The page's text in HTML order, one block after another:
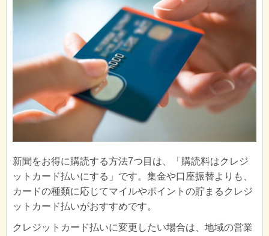
新聞をお得に購読する方法7つ目は、「購読料はクレジ
ットカード払いにする」です。集金や口座振替よりも、
カードの種類に応じてマイルやポイントの貯まるクレジ
ットカード払いがおすすめです。
クレジットカード払いに変更したい場合は、地域の営業